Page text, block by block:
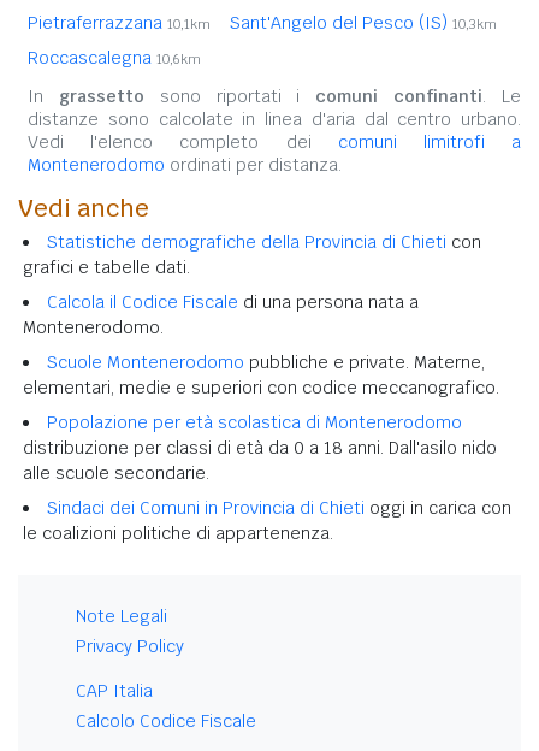
Pietraferrazzana 10,1km Sant'Angelo del Pesco (IS) 10,3km
Roccascalegna 10,6km
In grassetto sono riportati i comuni confinanti. Le
distanze sono calcolate in linea d'aria dal centro urbano.
Vedi l'elenco completo dei comuni limitrofi a
Montenerodomo ordinati per distanza.
Vedi anche
Statistiche demografiche della Provincia di Chieti con
grafici e tabelle dati.
Calcola il Codice Fiscale di una persona nata a
Montenerodomo.
Scuole Montenerodomo pubbliche e private. Materne,
elementari, medie e superiori con codice meccanografico.
Popolazione per età scolastica di Montenerodomo
distribuzione per classi di età da 0 a 18 anni. Dall'asilo nido
alle scuole secondarie.
Sindaci dei Comuni in Provincia di Chieti oggi in carica con
le coalizioni politiche di appartenenza.
Note Legali
Privacy Policy
CAP Italia
Calcolo Codice Fiscale